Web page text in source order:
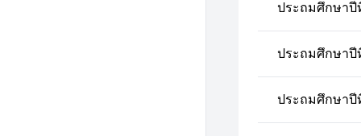
ประถมศึกษาปี
ประถมศึกษาปี
ประถมศึกษาปี